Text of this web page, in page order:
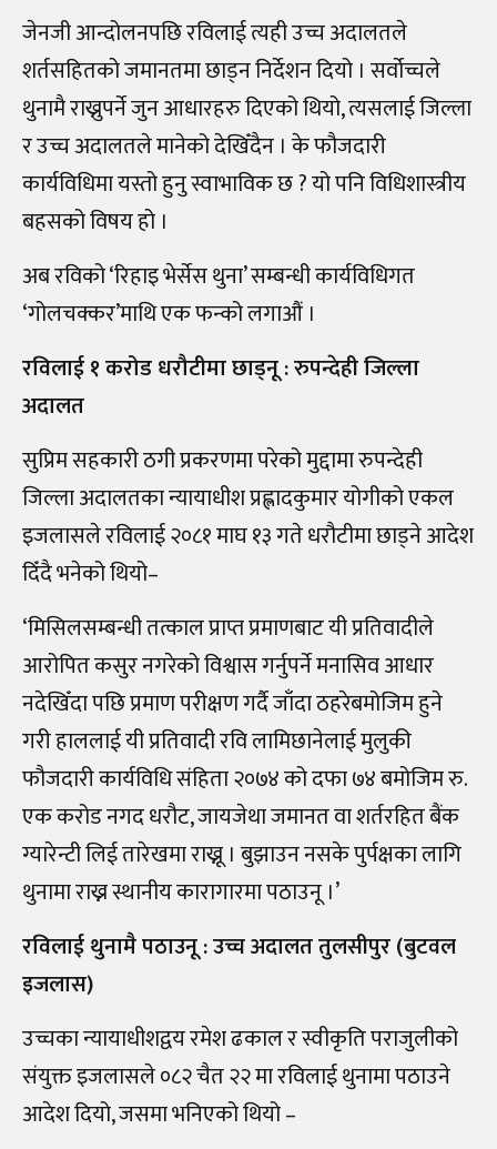
जेनजी आन्दोलनपछि रविलाई त्यही उच्च अदालतले
शर्तसहितको जमानतमा छाड्न निर्देशन दियो । सर्वोच्चले
थुनामै राख्नुपर्ने जुन आधारहरु दिएको थियो, त्यसलाई जिल्ला
र उच्च अदालतले मानेको देखिँदैन । के फौजदारी
कार्यविधिमा यस्तो हुनु स्वाभाविक छ ? यो पनि विधिशास्त्रीय
बहसको विषय हो ।
अब रविको ‘रिहाइ भेर्सेस थुना’ सम्बन्धी कार्यविधिगत
‘गोलचक्कर’माथि एक फन्को लगाऔं ।
रविलाई १ करोड धरौटीमा छाड्नू : रुपन्देही जिल्ला
अदालत
सुप्रिम सहकारी ठगी प्रकरणमा परेको मुद्दामा रुपन्देही
जिल्ला अदालतका न्यायाधीश प्रह्लादकुमार योगीको एकल
इजलासले रविलाई २०८१ माघ १३ गते धरौटीमा छाड्ने आदेश
दिँदै भनेको थियो–
‘मिसिलसम्बन्धी तत्काल प्राप्त प्रमाणबाट यी प्रतिवादीले
आरोपित कसुर नगरेको विश्वास गर्नुपर्ने मनासिव आधार
नदेखिँदा पछि प्रमाण परीक्षण गर्दै जाँदा ठहरेबमोजिम हुने
गरी हाललाई यी प्रतिवादी रवि लामिछानेलाई मुलुकी
फौजदारी कार्यविधि संहिता २०७४ को दफा ७४ बमोजिम रु.
एक करोड नगद धरौट, जायजेथा जमानत वा शर्तरहित बैंक
ग्यारेन्टी लिई तारेखमा राख्नू । बुझाउन नसके पुर्पक्षका लागि
थुनामा राख्न स्थानीय कारागारमा पठाउनू ।’
रविलाई थुनामै पठाउनू : उच्च अदालत तुलसीपुर (बुटवल
इजलास)
उच्चका न्यायाधीशद्वय रमेश ढकाल र स्वीकृति पराजुलीको
संयुक्त इजलासले ०८२ चैत २२ मा रविलाई थुनामा पठाउने
आदेश दियो, जसमा भनिएको थियो–